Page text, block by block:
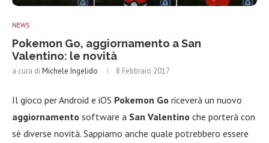
NEWS
Pokemon Go, aggiornamento a San
Valentino: le novità
a cura di Michele Ingelido 8 Febbraio 2017
Il gioco per Android e iOS Pokemon Go riceverà un nuovo
aggiornamento software a San Valentino che porterà con
sè diverse novità. Sappiamo anche quale potrebbero essere